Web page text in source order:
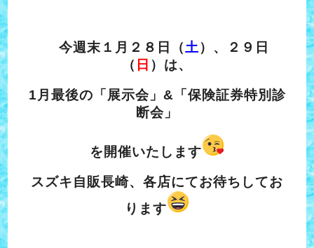
今週末１月２８日（土）、２９日
（ 日 ）は、
1月最後の「展示会」&「保険証券特別診
断会」
を開催いたします
スズキ自販長崎、各店にてお待ちしてお
ります